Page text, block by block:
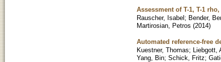
Assessment of T-1, T-1
Rauscher, Isabel; Bender,
Martirosian, Petros (2014)
Automated reference-free
Kuestner, Thomas; Liebgott,
Yang, Bin; Schick, Fritz;